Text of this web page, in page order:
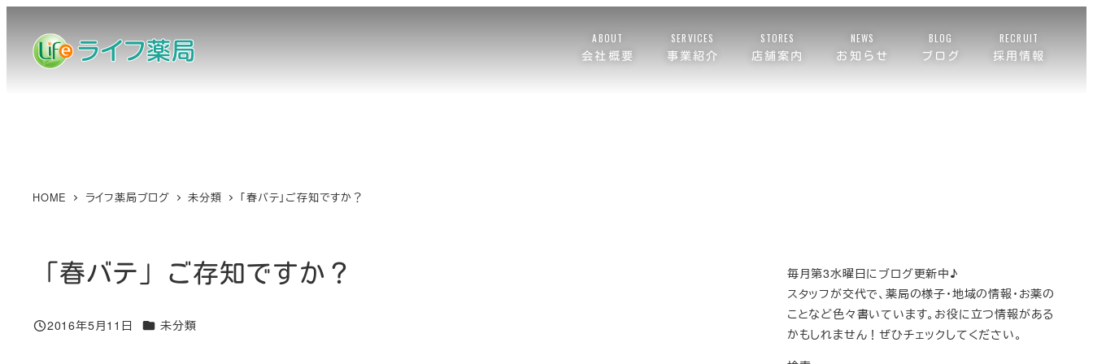
ABOUT
会社概要
SERVICES
事業紹介
STORES
店舗案内
NEWS
お知らせ
BLOG
ブログ
RECRUIT
採用情報
HOME ライフ薬局ブログ 未分類 「春バテ」ご存知ですか？
「春バテ」ご存知ですか？
投稿日
2016年5月11日 カテゴリー
未分類
毎月第3水曜日にブログ更新中♪
スタッフが交代で、薬局の様子・地域の情報・お薬の
ことなど色々書いています。お役に立つ情報がある
かもしれません！ぜひチェックしてください。